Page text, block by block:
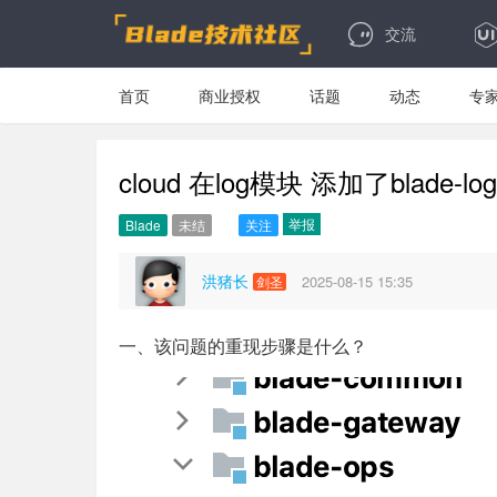
交流
首页 商业授权 话题 动态 专
cloud 在log模块 添加了blade-
Blade 未结 关注 举报
洪猪长 剑圣 2025-08-15 15:35
一、该问题的重现步骤是什么？